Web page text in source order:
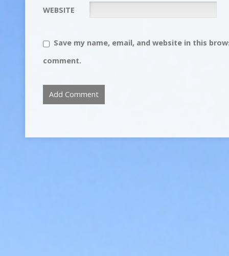
WEBSITE
Save my name, email, and website in this
comment.